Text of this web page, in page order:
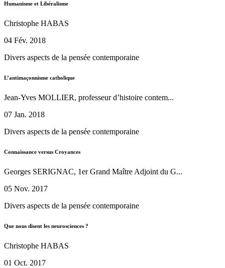
Humanisme et Libéralisme
Christophe HABAS
04 Fév. 2018
Divers aspects de la pensée contemporaine
L’antimaçonnisme catholique
Jean-Yves MOLLIER, professeur d’histoire contem...
07 Jan. 2018
Divers aspects de la pensée contemporaine
Connaissance versus Croyances
Georges SERIGNAC, 1er Grand Maître Adjoint du G...
05 Nov. 2017
Divers aspects de la pensée contemporaine
Que nous disent les neurosciences ?
Christophe HABAS
01 Oct. 2017